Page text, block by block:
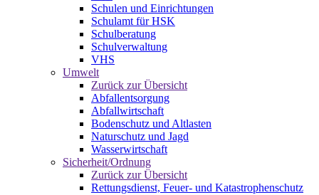
Schulen und Einrichtungen
Schulamt für HSK
Schulberatung
Schulverwaltung
VHS
Umwelt
Zurück zur Übersicht
Abfallentsorgung
Abfallwirtschaft
Bodenschutz und Altlasten
Naturschutz und Jagd
Wasserwirtschaft
Sicherheit/Ordnung
Zurück zur Übersicht
Rettungsdienst, Feuer- und Katastrophenschutz